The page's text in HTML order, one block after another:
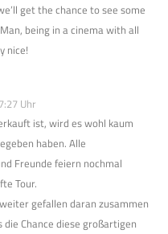
get the chance to see some
being in a cinema with all
nice!
Uhr
ist, wird es wohl kaum
haben. Alle
Freunde feiern nochmal
Tour.
gefallen daran zusammen
Chance diese großartigen